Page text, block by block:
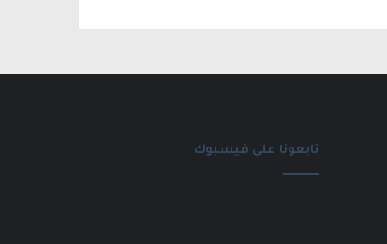
تابعونا على فيسبوك